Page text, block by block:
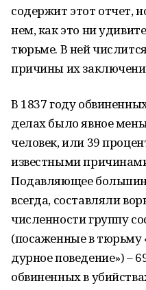
содержит этот
нем, как это ни
тюрьме. В ней
причины их
В 1837 году
делах было явное
человек, или 39
известными
Подавляющее
всегда, составляли
численности группу
(посаженные в тюрьму
дурное поведение») –
обвиненных в